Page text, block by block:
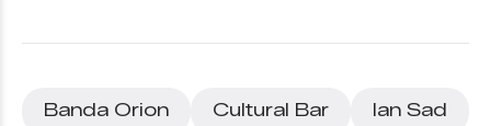
Banda Orion Cultural Bar Ian Sad